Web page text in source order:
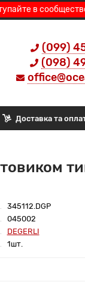
в
(099)
(098)
Доставка та
345112.DGP
045002
DEGERLI
1шт.